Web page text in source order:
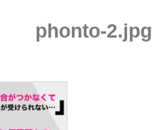
phonto-2.jpg